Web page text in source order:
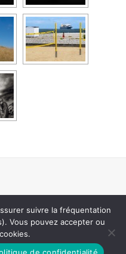
Adventure Blog by
suivre la fréquentation
Vous pouvez accepter ou
de confidentialité